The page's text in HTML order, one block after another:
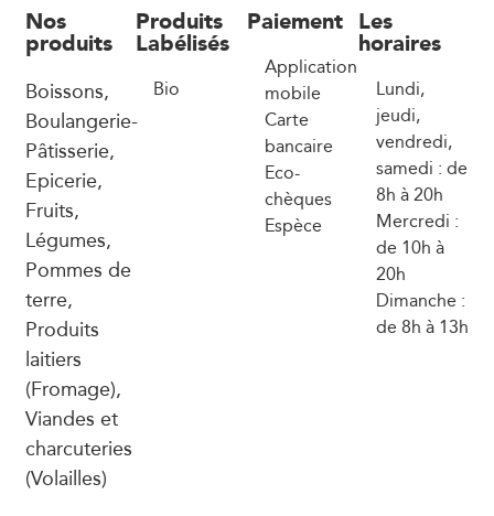
Nos
produits
Boissons,
Boulangerie-
Pâtisserie,
Epicerie,
Fruits,
Légumes,
Pommes de
terre,
Produits
laitiers
(Fromage),
Viandes et
charcuteries
(Volailles)
Produits
Labélisés
Bio
Paiement
Application
mobile
Carte
bancaire
Eco-
chèques
Espèce
Les
horaires
Lundi,
jeudi,
vendredi,
samedi : de
8h à 20h
Mercredi :
de 10h à
20h
Dimanche :
de 8h à 13h